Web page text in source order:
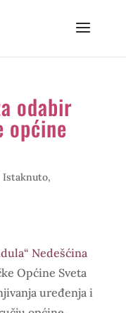
odabir
općine
Istaknuto,
Nedešćina
Općine Sveta
uređenja i